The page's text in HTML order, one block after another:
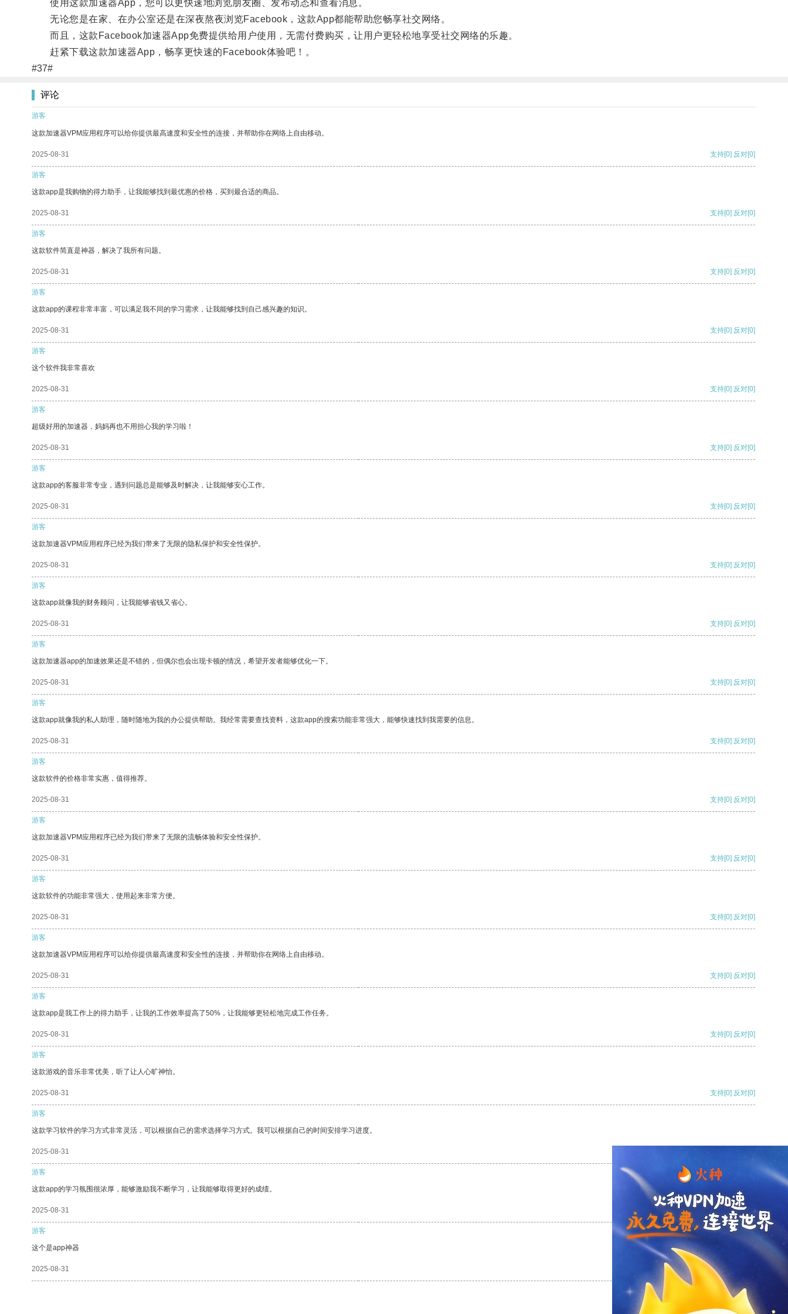
使用这款加速器App，您可以更快速地浏览朋友圈、发布动态和查看消息。
无论您是在家、在办公室还是在深夜熬夜浏览Facebook，这款App都能帮助您畅享社交网络。
而且，这款Facebook加速器App免费提供给用户使用，无需付费购买，让用户更轻松地享受社交网络的乐趣。
赶紧下载这款加速器App，畅享更快速的Facebook体验吧！。
#37#
评论
游客
这款加速器VPM应用程序可以给你提供最高速度和安全性的连接，并帮助你在网络上自由移动。
2025-08-31 支持[0] 反对[0]
游客
这款app是我购物的得力助手，让我能够找到最优惠的价格，买到最合适的商品。
2025-08-31 支持[0] 反对[0]
游客
这款软件简直是神器，解决了我所有问题。
2025-08-31 支持[0] 反对[0]
游客
这款app的课程非常丰富，可以满足我不同的学习需求，让我能够找到自己感兴趣的知识。
2025-08-31 支持[0] 反对[0]
游客
这个软件我非常喜欢
2025-08-31 支持[0] 反对[0]
游客
超级好用的加速器，妈妈再也不用担心我的学习啦！
2025-08-31 支持[0] 反对[0]
游客
这款app的客服非常专业，遇到问题总是能够及时解决，让我能够安心工作。
2025-08-31 支持[0] 反对[0]
游客
这款加速器VPM应用程序已经为我们带来了无限的隐私保护和安全性保护。
2025-08-31 支持[0] 反对[0]
游客
这款app就像我的财务顾问，让我能够省钱又省心。
2025-08-31 支持[0] 反对[0]
游客
这款加速器app的加速效果还是不错的，但偶尔也会出现卡顿的情况，希望开发者能够优化一下。
2025-08-31 支持[0] 反对[0]
游客
这款app就像我的私人助理，随时随地为我的办公提供帮助。我经常需要查找资料，这款app的搜索功能非常强大，能够快速找到我需要的信息。
2025-08-31 支持[0] 反对[0]
游客
这款软件的价格非常实惠，值得推荐。
2025-08-31 支持[0] 反对[0]
游客
这款加速器VPM应用程序已经为我们带来了无限的流畅体验和安全性保护。
2025-08-31 支持[0] 反对[0]
游客
这款软件的功能非常强大，使用起来非常方便。
2025-08-31 支持[0] 反对[0]
游客
这款加速器VPM应用程序可以给你提供最高速度和安全性的连接，并帮助你在网络上自由移动。
2025-08-31 支持[0] 反对[0]
游客
这款app是我工作上的得力助手，让我的工作效率提高了50%，让我能够更轻松地完成工作任务。
2025-08-31 支持[0] 反对[0]
游客
这款游戏的音乐非常优美，听了让人心旷神怡。
2025-08-31 支持[0] 反对[0]
游客
这款学习软件的学习方式非常灵活，可以根据自己的需求选择学习方式。我可以根据自己的时间安排学习进度。
2025-08-31
游客
这款app的学习氛围很浓厚，能够激励我不断学习，让我能够取得更好的成绩。
2025-08-31 支持 [0] 反对 [0]
游客
这个是app神器
2025-08-31 支持